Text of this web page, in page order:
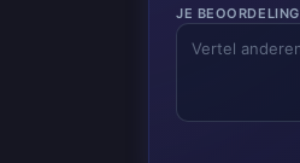
JE BEOORDELING